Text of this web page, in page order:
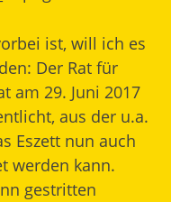
ist, will ich es
Der Rat für
am 29. Juni 2017
aus der u.a.
Eszett nun auch
werden kann.
gestritten